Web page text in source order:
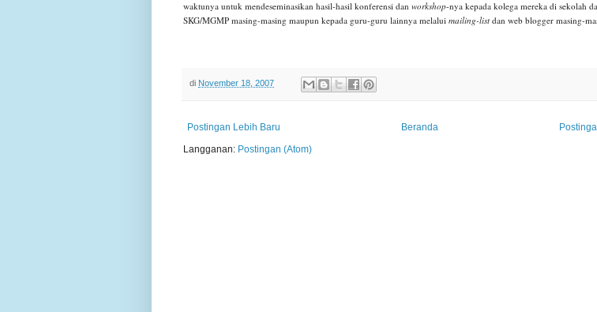
waktunya untuk mendeseminasikan hasil-hasil konferensi dan workshop-nya kepada kolega mereka di sekolah
SKG/MGMP masing-masing maupun kepada guru-guru lainnya melalui mailing-list dan web blogger masing-
di November 18, 2007
Postingan Lebih Baru
Beranda
Langganan: Postingan (Atom)